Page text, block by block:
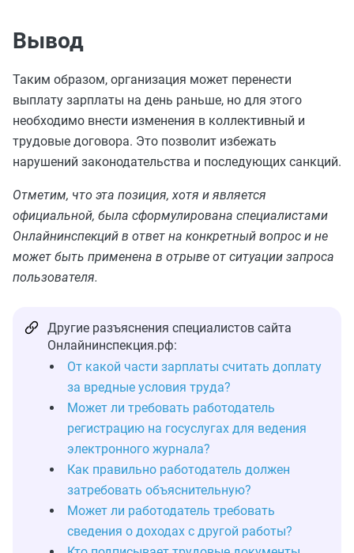
Вывод
Таким образом, организация может перенести
выплату зарплаты на день раньше, но для этого
необходимо внести изменения в коллективный и
трудовые договора. Это позволит избежать
нарушений законодательства и последующих санкций.
Отметим, что эта позиция, хотя и является
официальной, была сформулирована специалистами
Онлайнинспекций в ответ на конкретный вопрос и не
может быть применена в отрыве от ситуации запроса
пользователя.
Другие разъяснения специалистов сайта
Онлайнинспекция.рф:
От какой части зарплаты считать доплату
за вредные условия труда?
Может ли требовать работодатель
регистрацию на госуслугах для ведения
электронного журнала?
Как правильно работодатель должен
затребовать объяснительную?
Может ли работодатель требовать
сведения о доходах с другой работы?